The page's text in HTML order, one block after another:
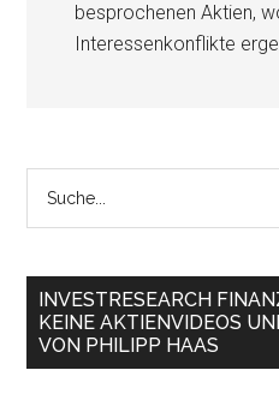
besprochenen Aktien,
Interessenkonflikte
INVESTRESEARCH
KEINE AKTIENVIDEOS
VON PHILIPP HAAS